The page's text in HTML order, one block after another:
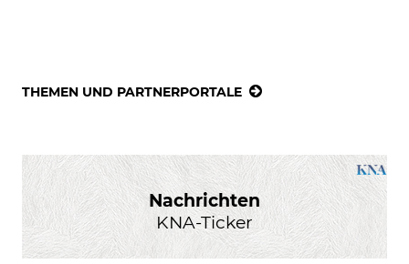
THEMEN UND PARTNERPORTALE
Nachrichten
KNA-Ticker